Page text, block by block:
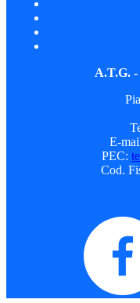
A.T.G.
E-
PEC:
Cod.